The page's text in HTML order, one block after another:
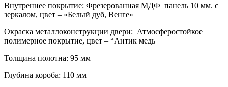
Внутреннеe покрытие: Фрезерованная МДФ панель 10 мм. с
зеркалом, цвет – «Белый дуб, Венге»
Окраска металлоконструкции двери: Атмосферостойкое
полимерное покрытие, цвет – “Антик медь
Толщина полотна: 95 мм
Глубина короба: 110 мм